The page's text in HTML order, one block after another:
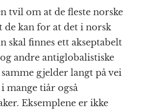
tvil om at de fleste norske
kan for at det i norsk
skal finnes ett akseptabelt
andre antiglobalistiske
gjelder langt på vei
mange tiår også
Eksemplene er ikke